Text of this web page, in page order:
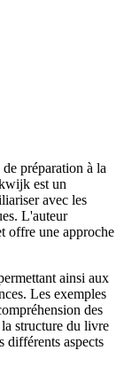
préparation à la
est un
avec les
L'auteur
offre une approche
ainsi aux
Les exemples
des
structure du livre
différents aspects